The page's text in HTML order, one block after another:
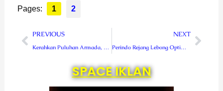
Pages: 1 2
Prev
PREVIOUS
Kerahkan Puluhan Armada, Pemasangan APK Fikri – Samuji Serentak se-Rejang Lebong
NEXT
Perindo Rejang Lebong Optimis Raup 70 Persen Suara Petani Untuk Agusrin – Imron
Next
SPACE IKLAN